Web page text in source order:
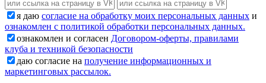
я даю согласие на обработку моих персональных данных и
ознакомлен с политикой обработки персональных данных.
ознакомлен и согласен Договором-оферты, правилами
клуба и техникой безопасности
даю согласие на получение информационных и
маркетинговых рассылок.